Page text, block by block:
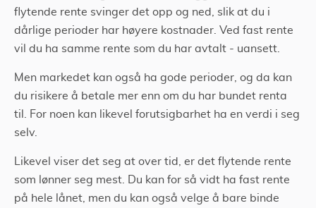
flytende rente svinger det opp og ned, slik at du i
dårlige perioder har høyere kostnader. Ved fast rente
vil du ha samme rente som du har avtalt - uansett.
Men markedet kan også ha gode perioder, og da kan
du risikere å betale mer enn om du har bundet renta
til. For noen kan likevel forutsigbarhet ha en verdi i seg
selv.
Likevel viser det seg at over tid, er det flytende rente
som lønner seg mest. Du kan for så vidt ha fast rente
på hele lånet, men du kan også velge å bare binde